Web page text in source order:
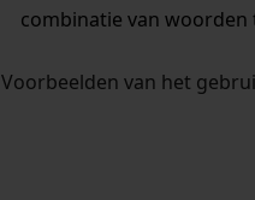
combinatie van woorden
Voorbeelden van het